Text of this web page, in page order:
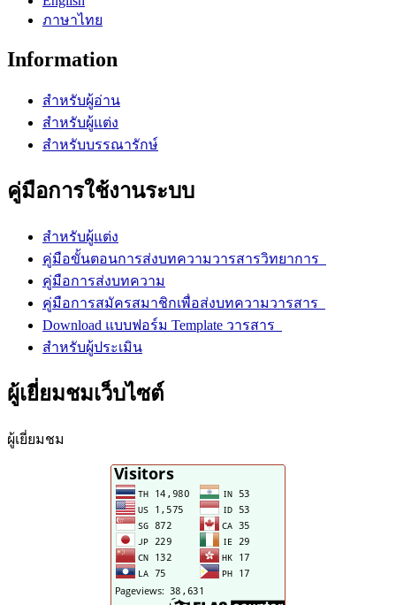
ภาษาไทย
Information
สำหรับผู้อ่าน
สำหรับผู้แต่ง
สำหรับบรรณารักษ์
คู่มือการใช้งานระบบ
สำหรับผู้แต่ง
คู่มือขั้นตอนการส่งบทความวารสารวิทยาการ
คู่มือการส่งบทความ
คู่มือการสมัครสมาชิกเพื่อส่งบทความวารสาร
Download แบบฟอร์ม Template วารสาร
สำหรับผู้ประเมิน
ผู้เยี่ยมชมเว็บไซต์
ผู้เยี่ยมชม